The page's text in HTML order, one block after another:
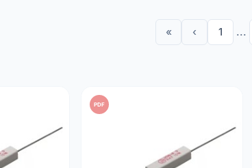
« ‹ 1 ...
PDF